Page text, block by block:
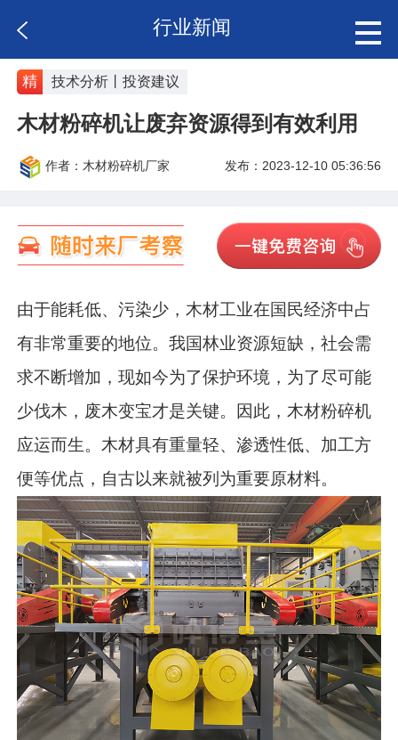
行业新闻
精 技术分析丨投资建议
木材粉碎机让废弃资源得到有效利用
作者：木材粉碎机厂家 发布：2023-12-10 05:36:56
由于能耗低、污染少，木材工业在国民经济中占
有非常重要的地位。我国林业资源短缺，社会需
求不断增加，现如今为了保护环境，为了尽可能
少伐木，废木变宝才是关键。因此，木材粉碎机
应运而生。木材具有重量轻、渗透性低、加工方
便等优点，自古以来就被列为重要原材料。